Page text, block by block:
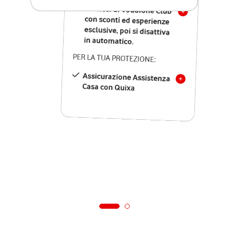
12 mesi di Vodafone Club
con sconti ed esperienze
esclusive, poi si disattiva
in automatico.
PER LA TUA PROTEZIONE:
Assicurazione Assistenza
Casa con Quixa